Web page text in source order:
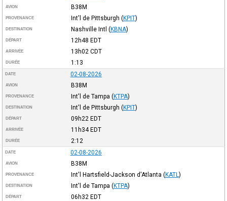
AVION B38M
PROVENANCE Int'l de Pittsburgh (KPIT)
DESTINATION Nashville Intl (KBNA)
DÉPART 12h48 EDT
ARRIVÉE 13h02 CDT
DURÉE 1:13
DATE 02-08-2026
AVION B38M
PROVENANCE Int'l de Tampa (KTPA)
DESTINATION Int'l de Pittsburgh (KPIT)
DÉPART 09h22 EDT
ARRIVÉE 11h34EDT
DURÉE 2:12
DATE 02-08-2026
AVION B38M
PROVENANCE Int'l Hartsfield-Jackson d'Atlanta (KATL )
DESTINATION Int'l de Tampa (KTPA)
DÉPART 06h32 EDT